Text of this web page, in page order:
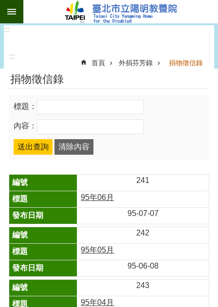
跳到主要內容區塊
:::
:::
首頁 外捐芬芳錄 捐物徵信錄
捐物徵信錄
標題：
內容：
241
95年06月
95-07-07
242
95年05月
95-06-08
243
95年04月